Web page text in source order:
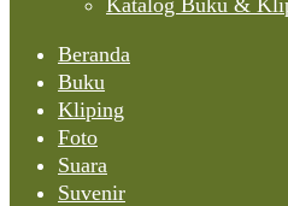
Katalog Buku &
Beranda
Buku
Kliping
Foto
Suara
Suvenir